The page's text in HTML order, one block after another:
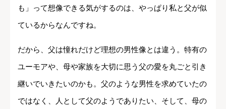
も」って想像できる気がするのは、やっぱり私と父が似
ているからなんですね。
だから、父は憧れだけど理想の男性像とは違う。特有の
ユーモアや、母や家族を大切に思う父の愛を丸ごと引き
継いでいきたいのかも。父のような男性を求めていたの
ではなく、人として父のようでありたい、そして、母の